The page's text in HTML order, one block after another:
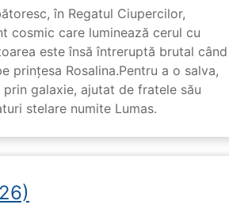
în Regatul Ciupercilor,
cosmic care luminează cerul cu
este însă întreruptă brutal când
prinţesa Rosalina.Pentru a o salva,
galaxie, ajutat de fratele său
stelare numite Lumas.